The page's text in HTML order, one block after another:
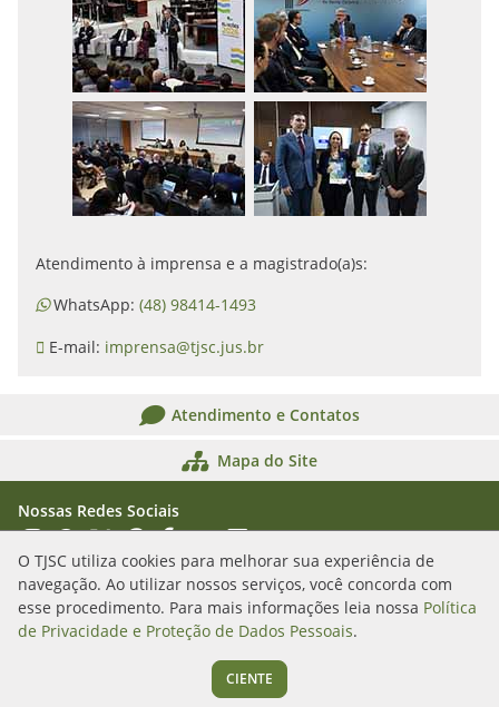
O TJSC utiliza cookies para melhorar sua experiência de
navegação. Ao utilizar nossos serviços, você concorda com
esse procedimento. Para mais informações leia nossa Política
de Privacidade e Proteção de Dados Pessoais.
CIENTE
Atendimento à imprensa e a magistrado(a)s:
WhatsApp: (48) 98414-1493
E-mail: imprensa@tjsc.jus.br
Atendimento e Contatos
Mapa do Site
Nossas Redes Sociais
Acessar Instagram
Acessar WhatsApp
Acessar XAcessar Threads
Acessar Facebook
Acessar YouTube
Acessar Flickr
Acessar SoundCloud
Rua Álvaro Millen da Silveira, n. 208
Florianópolis/SC - CEP: 88020-901
Segunda a sexta das 12h às 19h